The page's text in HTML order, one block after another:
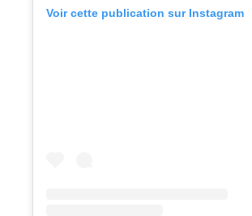
Voir cette publication sur Instagram